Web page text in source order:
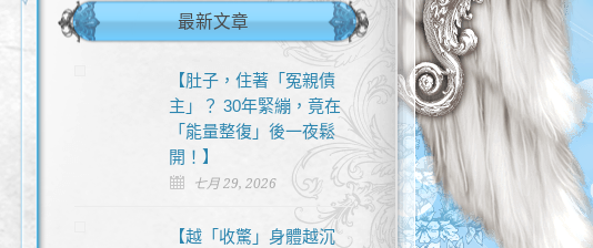
最新文章
【肚子，住著「冤親債
主」？ 30年緊繃，竟在
「能量整復」後一夜鬆
開！】
七月 29, 2026
【越「收驚」身體越沉